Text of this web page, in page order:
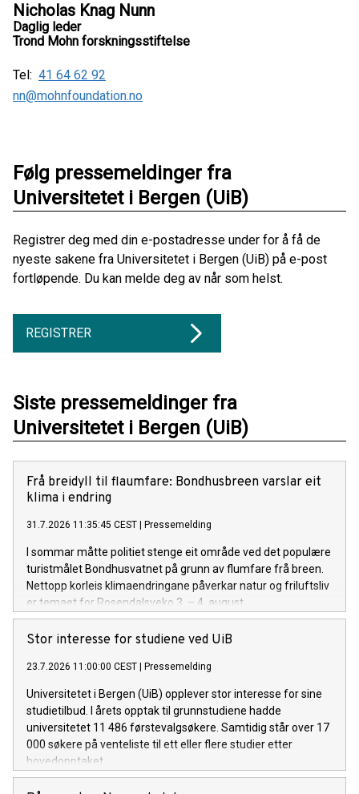
Nicholas Knag Nunn
Daglig leder
Trond Mohn forskningsstiftelse
Tel: 41 64 62 92
nn@mohnfoundation.no
Følg pressemeldinger fra
Universitetet i Bergen (UiB)
Registrer deg med din e-postadresse under for å få de
nyeste sakene fra Universitetet i Bergen (UiB) på e-post
fortløpende. Du kan melde deg av når som helst.
REGISTRER
Siste pressemeldinger fra
Universitetet i Bergen (UiB)
Frå breidyll til flaumfare: Bondhusbreen varslar eit
klima i endring
31.7.2026 11:35:45 CEST Pressemelding
I sommar måtte politiet stenge eit område ved det populære
turistmålet Bondhusvatnet på grunn av flumfare frå breen.
Nettopp korleis klimaendringane påverkar natur og friluftsliv
er temaet for Rosendalsveko 3. – 4. august.
Stor interesse for studiene ved UiB
23.7.2026 11:00:00 CEST Pressemelding
Universitetet i Bergen (UiB) opplever stor interesse for sine
studietilbud. I årets opptak til grunnstudiene hadde
universitetet 11 486 førstevalgsøkere. Samtidig står over 17
000 søkere på venteliste til ett eller flere studier etter
hovedopptaket.